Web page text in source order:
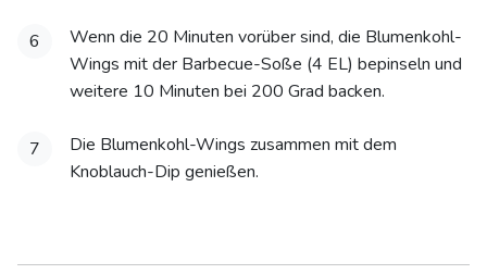
6
Wenn die 20 Minuten vorüber sind, die Blumenkohl-
Wings mit der Barbecue-Soße (4 EL) bepinseln und
weitere 10 Minuten bei 200 Grad backen.
7
Die Blumenkohl-Wings zusammen mit dem
Knoblauch-Dip genießen.